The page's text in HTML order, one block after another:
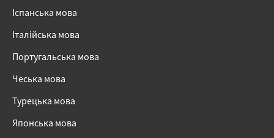
Іспанська мова
Італійська мова
Португальська мова
Чеська мова
Турецька мова
Японська мова